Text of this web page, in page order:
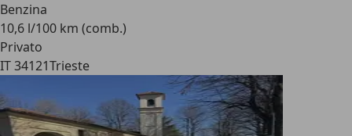
Benzina
10,6 l/100 km (comb.)
Privato
IT 34121Trieste